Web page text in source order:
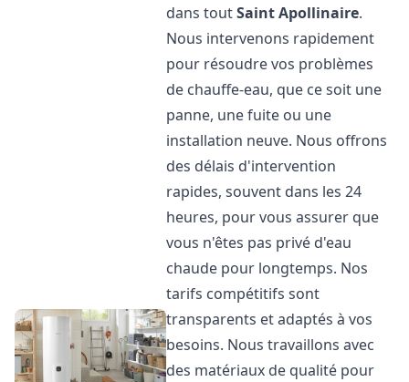
dans toutSaint Apollinaire.
Nous intervenons rapidement
pour résoudre vos problèmes
de chauffe-eau, que ce soit une
panne, une fuite ou une
installation neuve. Nous offrons
des délais d'intervention
rapides, souvent dans les 24
heures, pour vous assurer que
vous n'êtes pas privé d'eau
chaude pour longtemps. Nos
tarifs compétitifs sont
transparents et adaptés à vos
besoins. Nous travaillons avec
des matériaux de qualité pour